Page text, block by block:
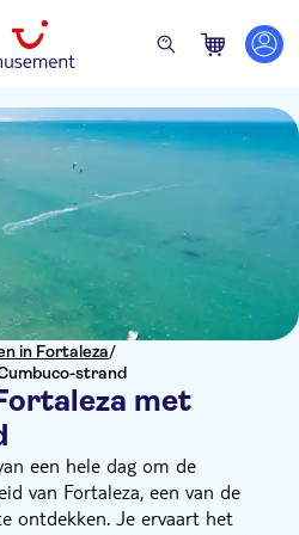
in Fortaleza/
strand
met
een hele dag om de
van Fortaleza, een van de
ontdekken. Je ervaart het